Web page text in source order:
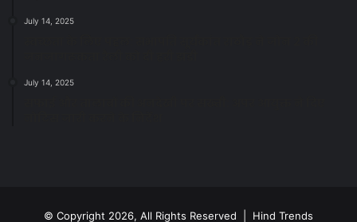
July 14, 2025
July 14, 2025
© Copyright 2026, All Rights Reserved | Hind Trends